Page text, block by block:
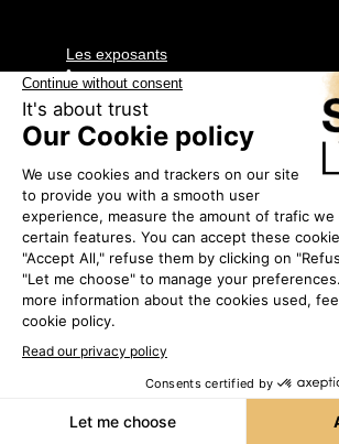
Les exposants
•
EVEMA
2D107